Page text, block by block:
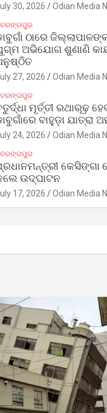
30, 2026 Odian Media
ଠାରେ
ଅଭିଯୋଗ ଶୁଣାଣି
27, 2026 Odian Media
ମୂର୍ତ୍ତୀ ରଥାରୂଢ଼
ବାହୁଡ଼ା ଯାତ୍ରା
24, 2026 Odian Media
କେସିଙ୍ଗା
ଉଦ୍‌ଘାଟନ
17, 2026 Odian Media